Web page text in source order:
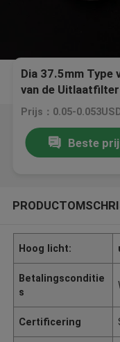
Dia 37.5mm Type
van de
Beste
Hoog licht:
Betalingsconditie
s
Certificering